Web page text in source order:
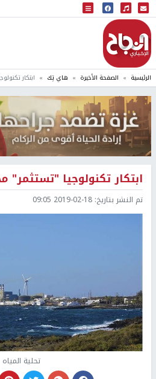
البث المباشر
إذاعة النجاح
الرئيسية الصفحة الأخيرة هاي تِك ابتكار
ابتكار تكنولوجيا "تستثمر"
تم النشر بتاريخ: 2019-02-18 09:05
تحلية المياه